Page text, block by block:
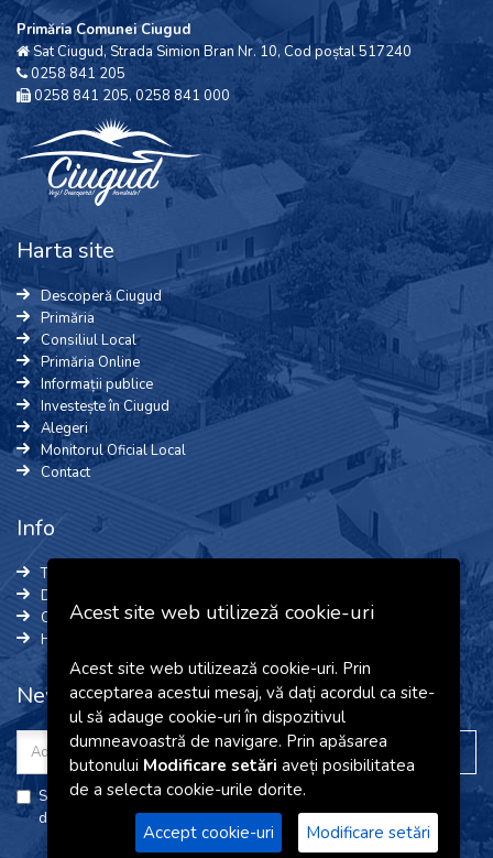
Primăria Comunei Ciugud
Sat Ciugud, Strada Simion Bran Nr. 10, Cod poștal 517240
0258 841 205
0258 841 205, 0258 841 000
Harta site
Descoperă Ciugud
Primăria
Consiliul Local
Primăria Online
Informații publice
Investește în Ciugud
Alegeri
Monitorul Oficial Local
Contact
Info
Termeni și Condiții
Date cu caracter personal
Cookie-uri
Harta site
Newsletter
Sunt de acord cutermenii și condițiileprecum și cu
datelor cu caracter personalde pe acest site web.
Acest site web utilizeză cookie-uri
Acest site web utilizează cookie-uri. Prin
acceptarea acestui mesaj, vă dați acordul ca site-
ul să adauge cookie-uri în dispozitivul
dumneavoastră de navigare. Prin apăsarea
butonului Modificare setări aveți posibilitatea
de a selecta cookie-urile dorite.
Accept cookie-uri
Modificare setări